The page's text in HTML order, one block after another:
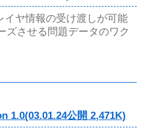
イヤ情報の受け渡しが可能
ズさせる問題データのワク
1.0(03.01.24公開 2,471K)